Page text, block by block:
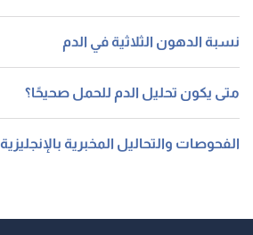
نسبة الدهون الثلاثية في الدم
متى يكون تحليل الدم للحمل صحيحًا؟
الفحوصات والتحاليل المخبرية بالإنجليزية